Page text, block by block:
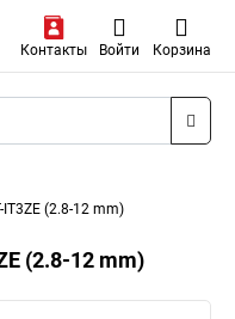
Контакты Войти Корзина
IT3ZE (2.8-12 mm)
(2.8-12 mm)